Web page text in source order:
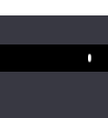
Play